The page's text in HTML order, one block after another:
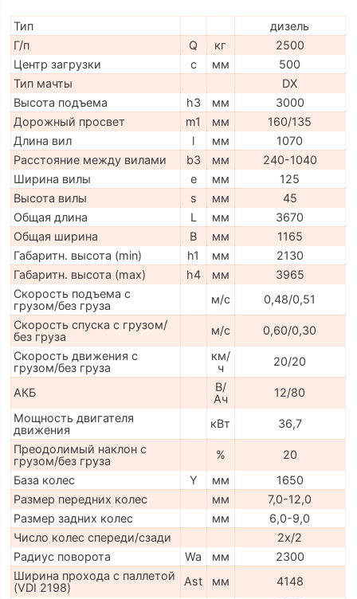
Тип
дизель
Г/п
Q кг
2500
Центр загрузки
c мм
500
Тип мачты
DX
Высота подъема
h3 мм
3000
Дорожный просвет
m1 мм
160/135
Длина вил
l мм
1070
Расстояние между вилами
b3 мм
240-1040
Ширина вилы
e мм
125
Высота вилы
s мм
45
Общая длина
L мм
3670
Общая ширина
B мм
1165
Габаритн. высота (min)
h1 мм
2130
Габаритн. высота (max)
h4 мм
3965
Скорость подъема с
грузом/без груза
м/с
0,48/0,51
Скорость спуска с грузом/
без груза
м/с
0,60/0,30
Скорость движения с
грузом/без груза
км/
ч
20/20
АКБ
В/
Ач
12/80
Мощность двигателя
движения
кВт
36,7
Преодолимый наклон с
грузом/без груза
%
20
База колес
Y мм
1650
Размер передних колес
мм
7,0-12,0
Размер задних колес
мм
6,0-9,0
Число колес спереди/сзади
2x/2
Радиус поворота
Wa мм
2300
Ширина прохода с паллетой
(VDI 2198)
Ast мм
4148